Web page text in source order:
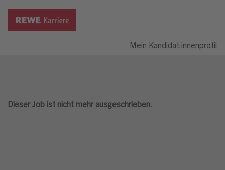
Mein Kandidat:innenprofil
Dieser Job ist nicht mehr ausgeschrieben.